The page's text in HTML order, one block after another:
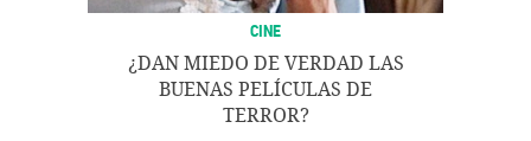
CINE
¿DAN MIEDO DE VERDAD LAS
BUENAS PELÍCULAS DE
TERROR?